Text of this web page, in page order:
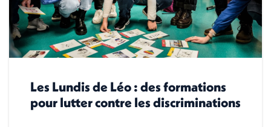
Les Lundis de Léo : des formations
pour lutter contre les discriminations